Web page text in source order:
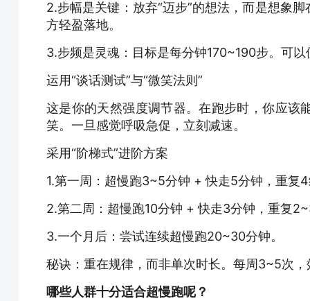
2.步幅是关键：放弃“迈步”的想法，而是想象
方轻盈落地。
3.步频是灵魂：目标是每分钟170~190步。可
运用“谈话测试”与“微笑法则”
这是你的天然强度调节器。在跑步时，你应该
笑。一旦感觉呼吸急促，立刻减速。
采用“阶梯式”进阶方案
1.第一周：超慢跑3~5分钟 + 快走5分钟，重复
2.第二周：超慢跑10分钟 + 快走3分钟，重复
3.一个月后：尝试连续超慢跑20~30分钟。
秘诀：重在规律，而非单次时长。每周3~5次
哪些人群十分适合超慢跑呢？